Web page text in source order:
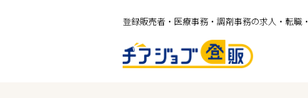
登録販売者・医療事務・調剤事務の求人・転職